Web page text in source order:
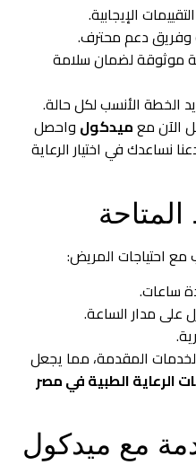
الإيجابية.
دعم محترف.
موثوقة لضمان سلامة
الخطة الأنسب لكل حالة.
الآن معميدكول واحصل
نساعدك في اختيار الرعاية
مع احتياجات المريض:
ساعات.
على مدار الساعة.
المقدمة، مما يجعل
الرعاية الطبية في مصر
مع ميدكول